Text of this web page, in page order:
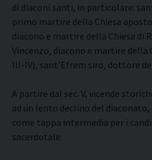
di diaconi santi, in particolare:
primo martire della Chiesa
diacono e martire della Chiesa di
Vincenzo, diacono e martire della
III-IV), sant’Efrem siro, dottore
A partire dal sec. V, vicende
ad un lento declino del
come tappa intermedia per i
sacerdotale.